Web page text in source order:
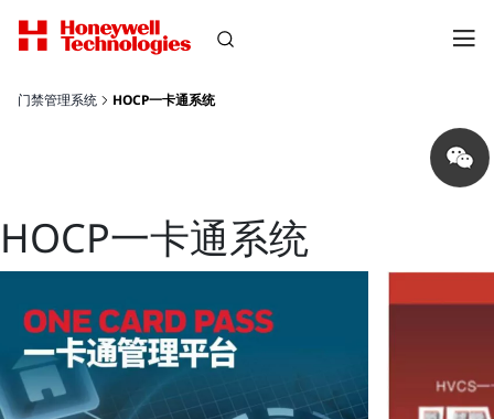
门禁管理系统 HOCP一卡通系统
Share
on
wechat
HOCP一卡通系统